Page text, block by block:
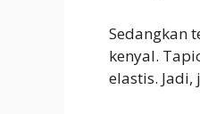
Sedangkan
kenyal.
elastis.